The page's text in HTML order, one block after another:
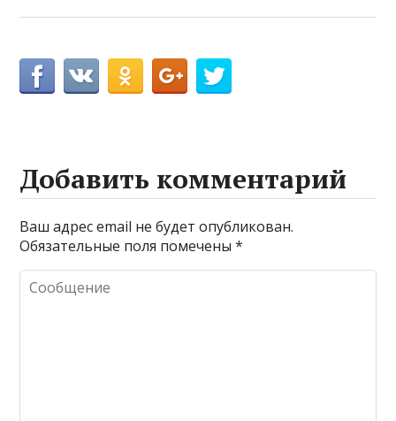
Добавить комментарий
Ваш адрес email не будет опубликован.
Обязательные поля помечены*